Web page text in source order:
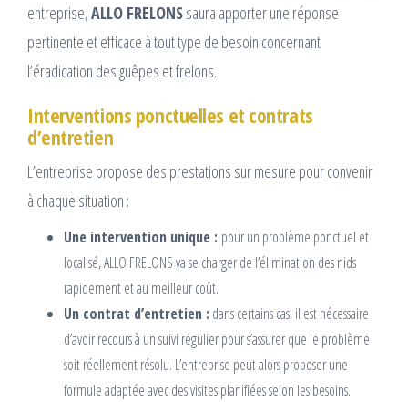
entreprise,ALLO FRELONSsaura apporter une réponse
pertinente et efficace à tout type de besoin concernant
l’éradication des guêpes et frelons.
Interventions ponctuelles et contrats
d’entretien
L’entreprise propose des prestations sur mesure pour convenir
à chaque situation :
Une intervention unique : pour un problème ponctuel et
localisé, ALLO FRELONS va se charger de l’élimination des nids
rapidement et au meilleur coût.
Un contrat d’entretien : dans certains cas, il est nécessaire
d’avoir recours à un suivi régulier pour s’assurer que le problème
soit réellement résolu. L’entreprise peut alors proposer une
formule adaptée avec des visites planifiées selon les besoins.